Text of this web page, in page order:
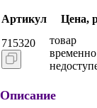
Артикул Цена,
715320
товар
временно
Описание